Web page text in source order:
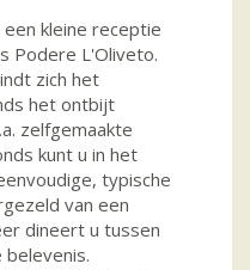
kleine receptie
Podere L'Oliveto.
zich het
het ontbijt
zelfgemaakte
kunt u in het
typische
van een
dineert u tussen
belevenis.